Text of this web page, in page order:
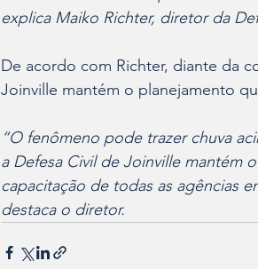
explica Maiko Richter, diretor da
De acordo com Richter, diante da
Joinville mantém o planejamento
“O fenômeno pode trazer chuva
a Defesa Civil de Joinville mantém
capacitação de todas as agências
destaca o diretor.